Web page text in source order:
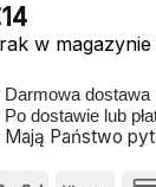
14
w magazynie
Darmowa
Po dostawie lub
Mają Państwo